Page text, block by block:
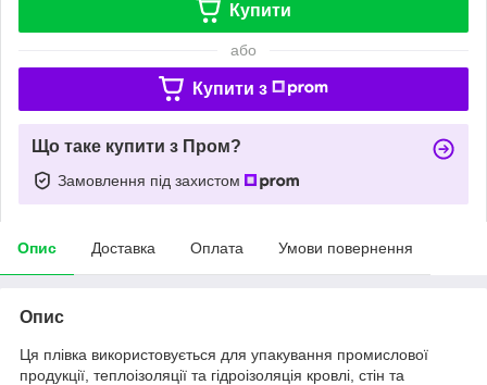
Купити
або
Купити з
Що таке купити з Пром?
Замовлення під захистом
Опис Доставка Оплата Умови повернення
Опис
Ця плівка використовується для упакування промислової
продукції, теплоізоляції та гідроізоляція кровлі, стін та